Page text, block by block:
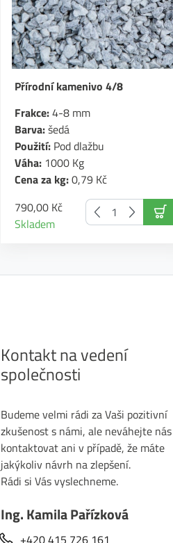
Přírodní kamenivo 4/8
Frakce:4-8 mm
Barva:šedá
Použití: Pod dlažbu
Váha: 1000 Kg
Cena za kg:0,79 Kč
790,00 Kč
Skladem
Kontakt na vedení
společnosti
Budeme velmi rádi za Vaši pozitivní
zkušenost s námi, ale neváhejte nás
kontaktovat ani v případě, že máte
jakýkoliv návrh na zlepšení.
Rádi si Vás vyslechneme.
Ing. Kamila Pařízková
+420 415 726 161